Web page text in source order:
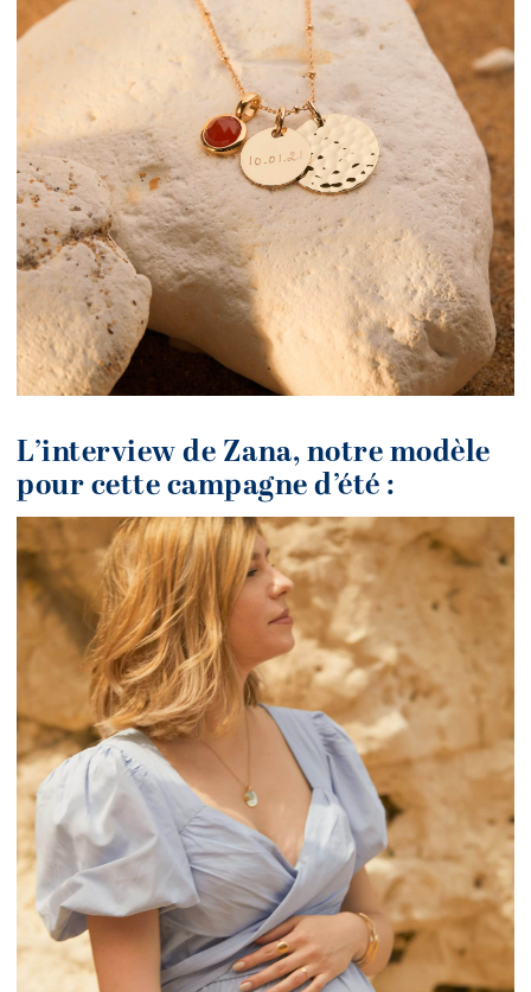
L’interview de Zana, notre modèle
pour cette campagne d’été :